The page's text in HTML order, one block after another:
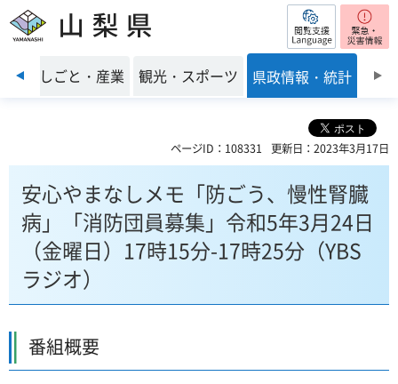
山梨県 閲覧支援
前のスライドを表示
境 しごと・産業 観光・スポーツ 県政情報・統計
ページID：108331 更新日：2023年3月17日
安心やまなしメモ「防ごう、慢性腎臓
病」「消防団員募集」令和5年3月24日
（金曜日）17時15分-17時25分（YBS
ラジオ）
番組概要